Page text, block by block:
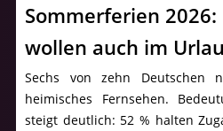
Sommerferien
wollen auch im
Fernsehen
Interesse an TV und
Sechs von zehn Deutschen
heimisches Fernsehen.
steigt deutlich: 52 % halten